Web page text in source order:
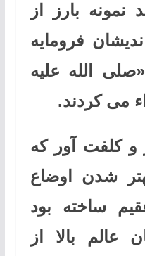
نمونه بارز از
فرومایه
‌الله ‌عليه
می کردند.
و کلفت آور که
شدن اوضاع
ساخته بود
عالم بالا از